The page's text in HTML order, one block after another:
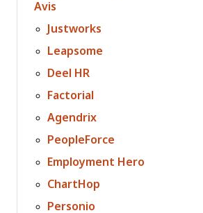
Avis
Justworks
Leapsome
Deel HR
Factorial
Agendrix
PeopleForce
Employment Hero
ChartHop
Personio